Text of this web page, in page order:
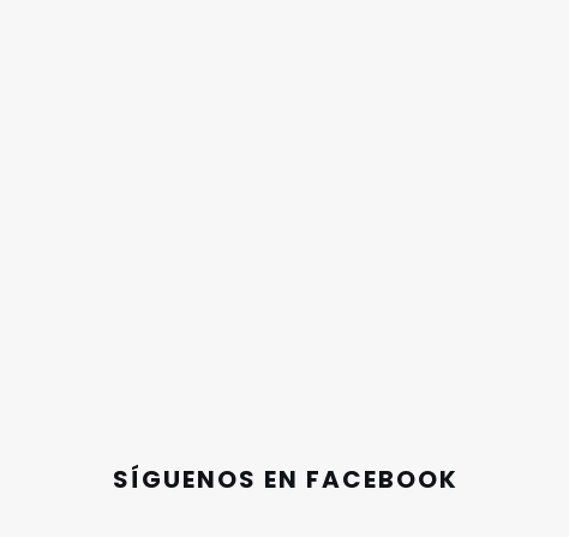
SÍGUENOS EN FACEBOOK